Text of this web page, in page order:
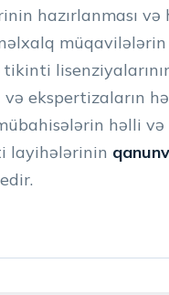
hazırlanması və
ekspertizaların
həlli
layihələrinin